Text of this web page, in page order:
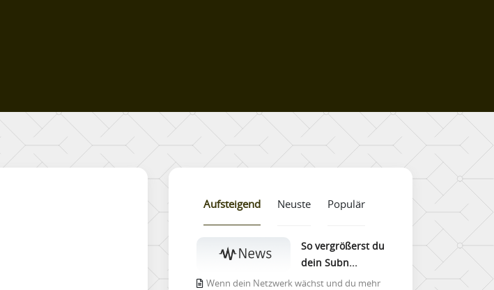
Aufsteigend Neuste Populär
So vergrößerst du
dein Subn...
Wenn dein Netzwerk wächst und du mehr